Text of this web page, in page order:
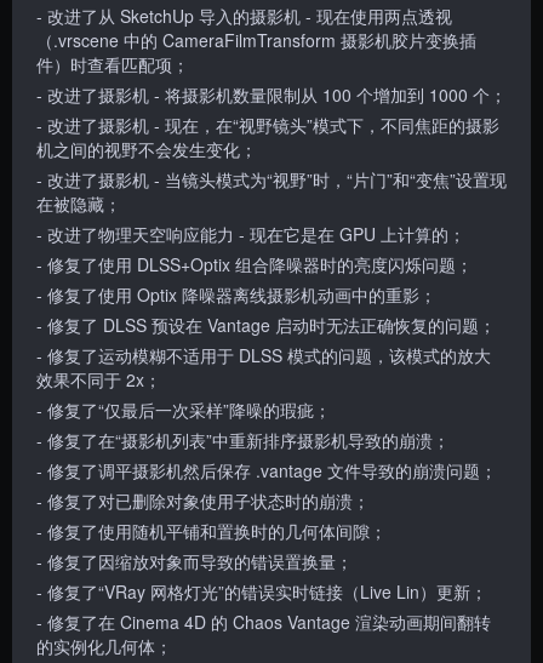
- 改进了从 SketchUp 导入的摄影机 - 现在使用两点透视
（.vrscene 中的 CameraFilmTransform 摄影机胶片变换插
件）时查看匹配项；
- 改进了摄影机 - 将摄影机数量限制从 100 个增加到 1000 个；
- 改进了摄影机 - 现在，在“视野镜头”模式下，不同焦距的摄影
机之间的视野不会发生变化；
- 改进了摄影机 - 当镜头模式为“视野”时，“片门”和“变焦”设置现
在被隐藏；
- 改进了物理天空响应能力 - 现在它是在 GPU 上计算的；
- 修复了使用 DLSS+Optix 组合降噪器时的亮度闪烁问题；
- 修复了使用 Optix 降噪器离线摄影机动画中的重影；
- 修复了 DLSS 预设在 Vantage 启动时无法正确恢复的问题；
- 修复了运动模糊不适用于 DLSS 模式的问题，该模式的放大
效果不同于 2x；
- 修复了“仅最后一次采样”降噪的瑕疵；
- 修复了在“摄影机列表”中重新排序摄影机导致的崩溃；
- 修复了调平摄影机然后保存 .vantage 文件导致的崩溃问题；
- 修复了对已删除对象使用子状态时的崩溃；
- 修复了使用随机平铺和置换时的几何体间隙；
- 修复了因缩放对象而导致的错误置换量；
- 修复了“VRay 网格灯光”的错误实时链接（Live Lin）更新；
- 修复了在 Cinema 4D 的 Chaos Vantage 渲染动画期间翻转
的实例化几何体；